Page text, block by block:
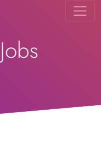
Jobs